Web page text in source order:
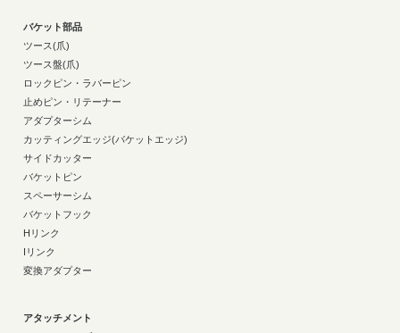
バケット部品
ツース(爪)
ツース盤(爪)
ロックピン・ラバーピン
止めピン・リテーナー
アダプターシム
カッティングエッジ(バケットエッジ)
サイドカッター
バケットピン
スペーサーシム
バケットフック
Hリンク
Iリンク
変換アダプター
アタッチメント